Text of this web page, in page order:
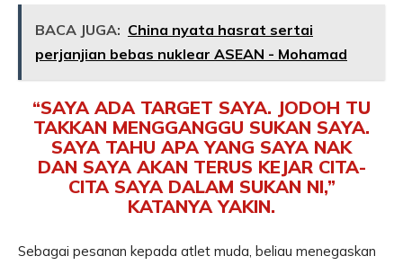
BACA JUGA: China nyata hasrat sertai
perjanjian bebas nuklear ASEAN - Mohamad
“SAYA ADA TARGET SAYA. JODOH TU
TAKKAN MENGGANGGU SUKAN SAYA.
SAYA TAHU APA YANG SAYA NAK
DAN SAYA AKAN TERUS KEJAR CITA-
CITA SAYA DALAM SUKAN NI,”
KATANYA YAKIN.
Sebagai pesanan kepada atlet muda, beliau menegaskan